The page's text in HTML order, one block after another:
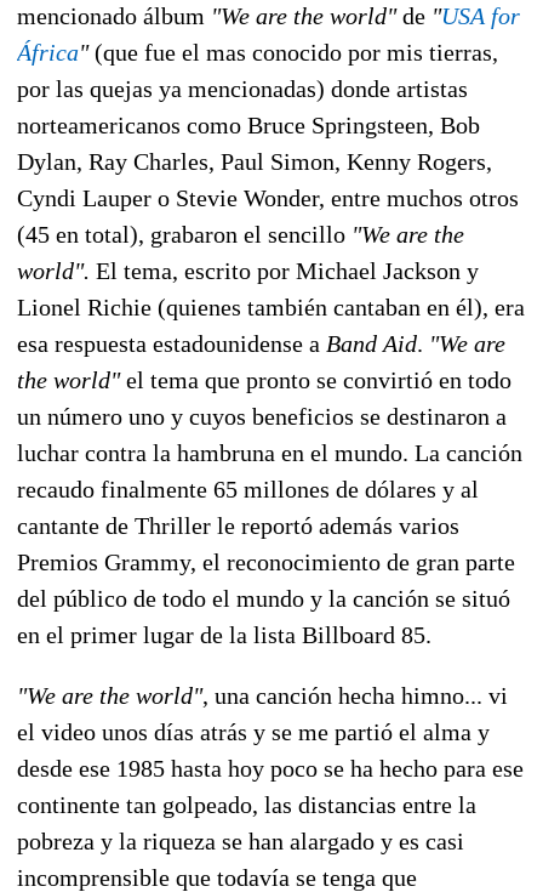
mencionado álbum "We are the world"de "USA for
África"(que fue el mas conocido por mis tierras,
por las quejas ya mencionadas) donde artistas
norteamericanos como Bruce Springsteen, Bob
Dylan, Ray Charles, Paul Simon, Kenny Rogers,
Cyndi Lauper o Stevie Wonder, entre muchos otros
(45 en total), grabaron el sencillo "We are the
world". El tema, escrito por Michael Jackson y
Lionel Richie (quienes también cantaban en él), era
esa respuesta estadounidense a Band Aid. "We are
the world"el tema que pronto se convirtió en todo
un número uno y cuyos beneficios se destinaron a
luchar contra la hambruna en el mundo. La canción
recaudo finalmente 65 millones de dólares y al
cantante de Thriller le reportó además varios
Premios Grammy, el reconocimiento de gran parte
del público de todo el mundo y la canción se situó
en el primer lugar de la lista Billboard 85.
"We are the world", una canción hecha himno... vi
el video unos días atrás y se me partió el alma y
desde ese 1985 hasta hoy poco se ha hecho para ese
continente tan golpeado, las distancias entre la
pobreza y la riqueza se han alargado y es casi
incomprensible que todavía se tenga que